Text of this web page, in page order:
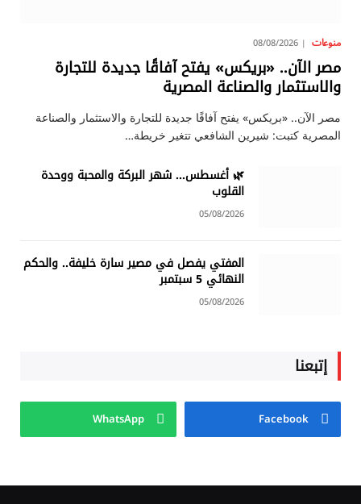
منوعات 08/08/2026
مصر الآن.. «بريكس» يفتح آفاقًا جديدة للتجارة
والاستثمار والصناعة المصرية
مصر الآن.. «بريكس» يفتح آفاقًا جديدة للتجارة والاستثمار والصناعة
المصرية كتبت: شيرين الشافعي تتغير خريطة…
🌿 أغسطس… شهر البركة والمحبة ووحدة
القلوب
05/08/2026
المفتي يفصل في مصير سارة خليفة.. والحكم
النهائي 5 سبتمبر
05/08/2026
إتبعنا
Facebook
WhatsApp